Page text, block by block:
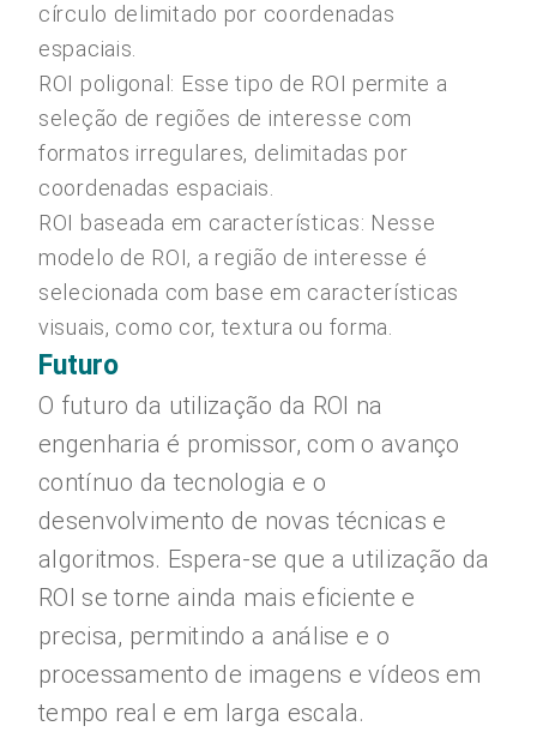
círculo delimitado por coordenadas
espaciais.
ROI poligonal: Esse tipo de ROI permite a
seleção de regiões de interesse com
formatos irregulares, delimitadas por
coordenadas espaciais.
ROI baseada em características: Nesse
modelo de ROI, a região de interesse é
selecionada com base em características
visuais, como cor, textura ou forma.
Futuro
O futuro da utilização da ROI na
engenharia é promissor, com o avanço
contínuo da tecnologia e o
desenvolvimento de novas técnicas e
algoritmos. Espera-se que a utilização da
ROI se torne ainda mais eficiente e
precisa, permitindo a análise e o
processamento de imagens e vídeos em
tempo real e em larga escala.